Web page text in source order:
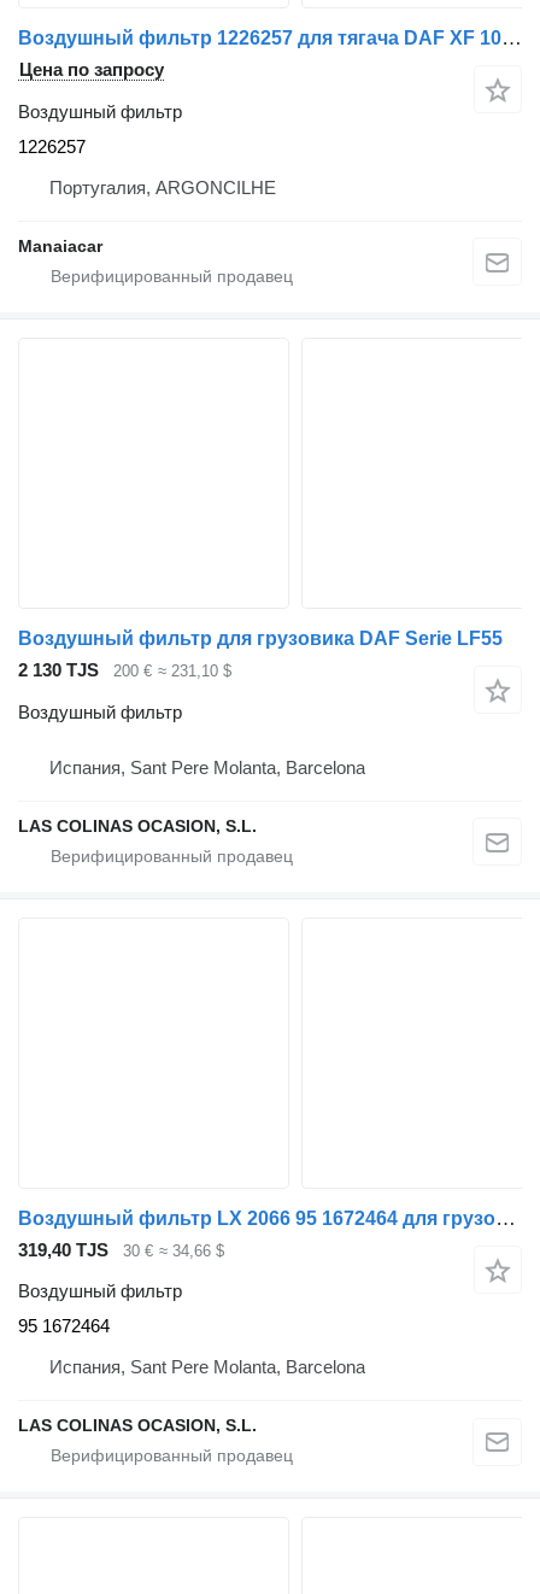
Воздушный фильтр 1226257 для тягача DAF XF 105 | 05
Цена по запросу
Воздушный фильтр
1226257
Португалия, ARGONCILHE
Manaiacar
Воздушный фильтр для грузовика DAF Serie LF55
2 130 TJS
200 € ≈ 231,10 $
Воздушный фильтр
Испания, Sant Pere Molanta, Barcelona
LAS COLINAS OCASION, S.L.
Воздушный фильтр LX 2066 95 1672464 для грузовика DAF XF 95
319,40 TJS 30 € ≈ 34,66 $
Воздушный фильтр
95 1672464
Испания, Sant Pere Molanta, Barcelona
LAS COLINAS OCASION, S.L.